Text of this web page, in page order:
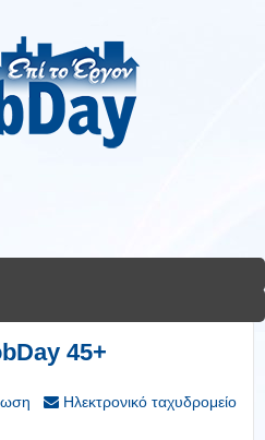
45+
Ηλεκτρονικό ταχυδρομείο